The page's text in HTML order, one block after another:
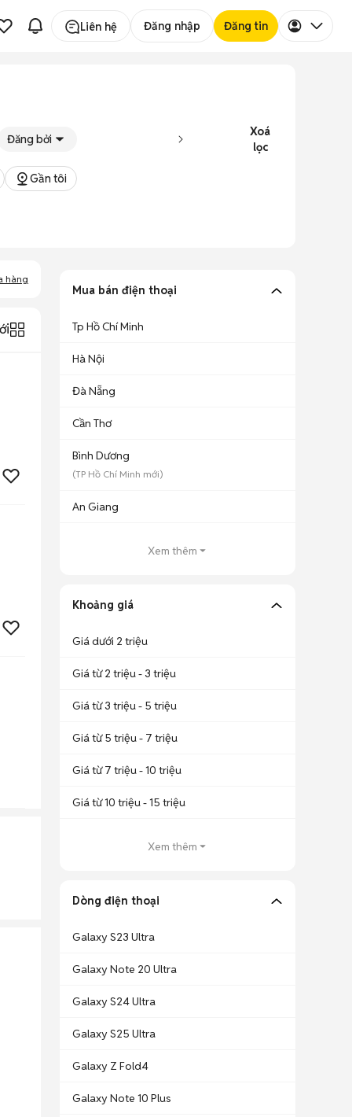
Liên hệ Đăng nhập Đăng tin
Đăng bởi
Xoá
lọc
Gần tôi
hàng
Mua bán điện thoại
Tp Hồ Chí Minh
Hà Nội
Đà Nẵng
Cần Thơ
Bình Dương
(TP Hồ Chí Minh mới)
An Giang
Xem thêm
Khoảng giá
Giá dưới 2 triệu
Giá từ 2 triệu - 3 triệu
Giá từ 3 triệu - 5 triệu
Giá từ 5 triệu - 7 triệu
Giá từ 7 triệu - 10 triệu
Giá từ 10 triệu - 15 triệu
Xem thêm
Dòng điện thoại
Galaxy S23 Ultra
Galaxy Note 20 Ultra
Galaxy S24 Ultra
Galaxy S25 Ultra
Galaxy Z Fold4
Galaxy Note 10 Plus